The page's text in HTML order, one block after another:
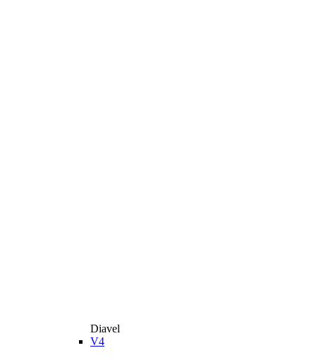
Diavel
V4